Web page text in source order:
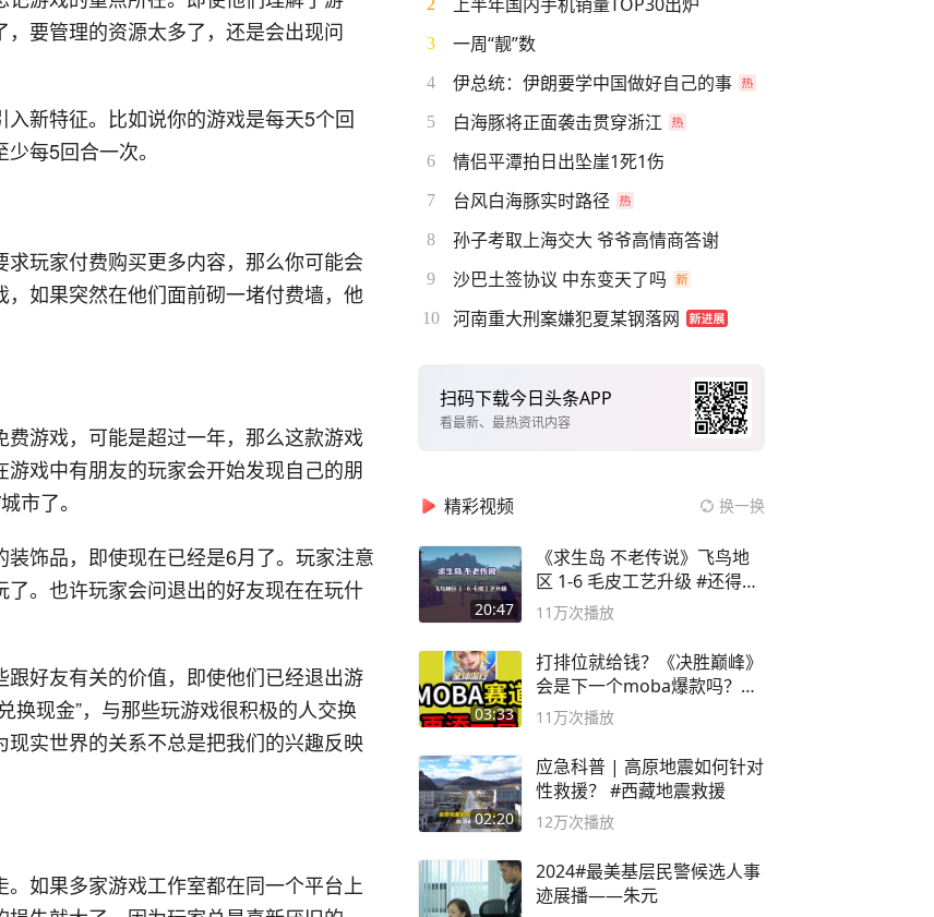
要管理的资源太多了，还是会出现问
新特征。比如说你的游戏是每天5个回
每5回合一次。
玩家付费购买更多内容，那么你可能会
如果突然在他们面前砌一堵付费墙，他
游戏，可能是超过一年，那么这款游戏
戏中有朋友的玩家会开始发现自己的朋
市了。
饰品，即使现在已经是6月了。玩家注意
。也许玩家会问退出的好友现在在玩什
好友有关的价值，即使他们已经退出游
换现金”，与那些玩游戏很积极的人交换
实世界的关系不总是把我们的兴趣反映
如果多家游戏工作室都在同一个平台上
2
3 一周“靓”数
4 伊总统：伊朗要学中国做好自己的事
5 白海豚将正面袭击贯穿浙江
6 情侣平潭拍日出坠崖1死1伤
7 台风白海豚实时路径
8 孙子考取上海交大 爷爷高情商答谢
9 沙巴土签协议 中东变天了吗
10 河南重大刑案嫌犯夏某钢落网
扫码下载今日头条APP
看最新、最热资讯内容
精彩视频 换一换
20:47
《求生岛 不老传说》飞鸟地
区 1-6 毛皮工艺升级 #还得是
主机大作
11万次播放
03:33
打排位就给钱？《决胜巅峰》
会是下一个moba爆款吗？#
决胜巅峰
11万次播放
02:20
应急科普 | 高原地震如何针对
性救援？ #西藏地震救援
12万次播放
2024#最美基层民警候选人事
迹展播——朱元